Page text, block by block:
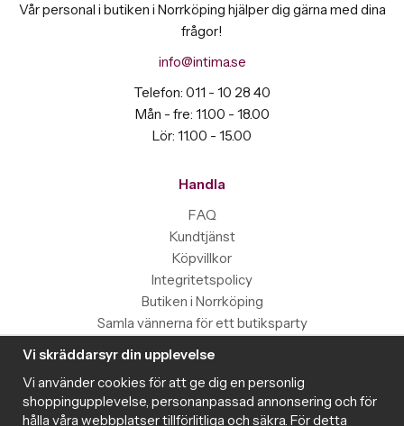
Vår personal i butiken i Norrköping hjälper dig gärna med dina
frågor!
info@intima.se
Telefon: 011 - 10 28 40
Mån - fre: 11.00 - 18.00
Lör: 11.00 - 15.00
Handla
FAQ
Kundtjänst
Köpvillkor
Integritetspolicy
Butiken i Norrköping
Samla vännerna för ett butiksparty
Information
Magazine
Populära produkter med toppbetyg
Vi skräddarsyr din upplevelse
Vi använder cookies för att ge dig en personlig
shoppingupplevelse, personanpassad annonsering och för
hålla våra webbplatser tillförlitliga och säkra. För detta